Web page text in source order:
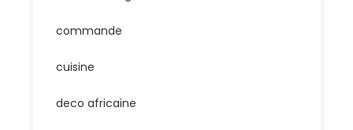
commande
cuisine
deco africaine